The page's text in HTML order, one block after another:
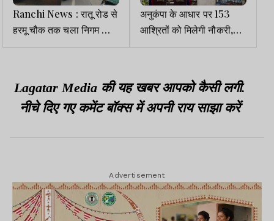
Ranchi News : रातू रोड से
हरमू चौक तक चला निगम का
बुलडोजर
अनुकंपा के आधार पर 153
आश्रितों को मिलेगी नौकरी,
पुलिस मुख्यालय ने लंबित
Lagatar Media की यह खबर आपको कैसी लगी.
नीचे दिए गए कमेंट बॉक्स में अपनी राय साझा करें
Advertisement